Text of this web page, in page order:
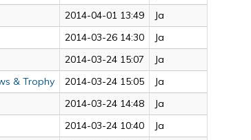
2014-04-01 13:49
Ja
2014-03-26 14:30
Ja
2014-03-24 15:07
Ja
& Trophy
2014-03-24 15:05
Ja
2014-03-24 14:48
Ja
2014-03-24 10:40
Ja